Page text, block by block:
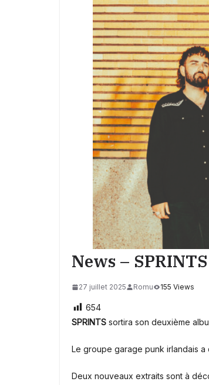
News –
27 juillet 2025 Romu 155 Views
654
SPRINTS sortira son deuxième
Le groupe garage punk irlandais a
Deux nouveaux extraits sont à